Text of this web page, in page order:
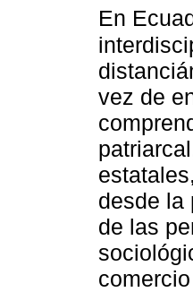
En
vez de
desde la
de las